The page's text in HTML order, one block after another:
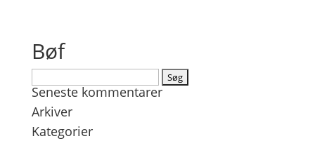
Bøf
efter:
Seneste kommentarer
Arkiver
Kategorier